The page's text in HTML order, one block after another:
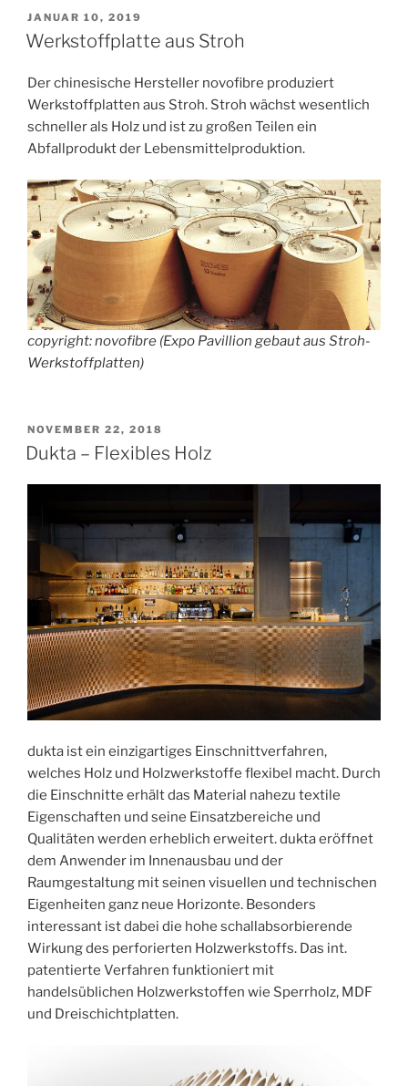
VERÖFFENTLICHT
AM
JANUAR 10, 2019
Werkstoffplatte aus Stroh
Der chinesische Hersteller novofibre produziert
Werkstoffplatten aus Stroh. Stroh wächst wesentlich
schneller als Holz und ist zu großen Teilen ein
Abfallprodukt der Lebensmittelproduktion.
copyright: novofibre (Expo Pavillion gebaut aus Stroh-
Werkstoffplatten)
VERÖFFENTLICHT
AM
NOVEMBER 22, 2018
Dukta – Flexibles Holz
dukta ist ein einzigartiges Einschnittverfahren,
welches Holz und Holzwerkstoffe flexibel macht. Durch
die Einschnitte erhält das Material nahezu textile
Eigenschaften und seine Einsatzbereiche und
Qualitäten werden erheblich erweitert. dukta eröffnet
dem Anwender im Innenausbau und der
Raumgestaltung mit seinen visuellen und technischen
Eigenheiten ganz neue Horizonte. Besonders
interessant ist dabei die hohe schallabsorbierende
Wirkung des perforierten Holzwerkstoffs. Das int.
patentierte Verfahren funktioniert mit
handelsüblichen Holzwerkstoffen wie Sperrholz, MDF
und Dreischichtplatten.